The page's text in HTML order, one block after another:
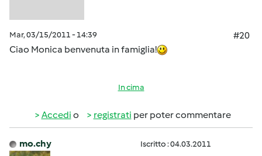
Mar, 03/15/2011 - 14:39
#20
Ciao Monica benvenuta in famiglia!
In cima
Accedi o registrati per poter commentare
mo.chy Iscritto : 04.03.2011